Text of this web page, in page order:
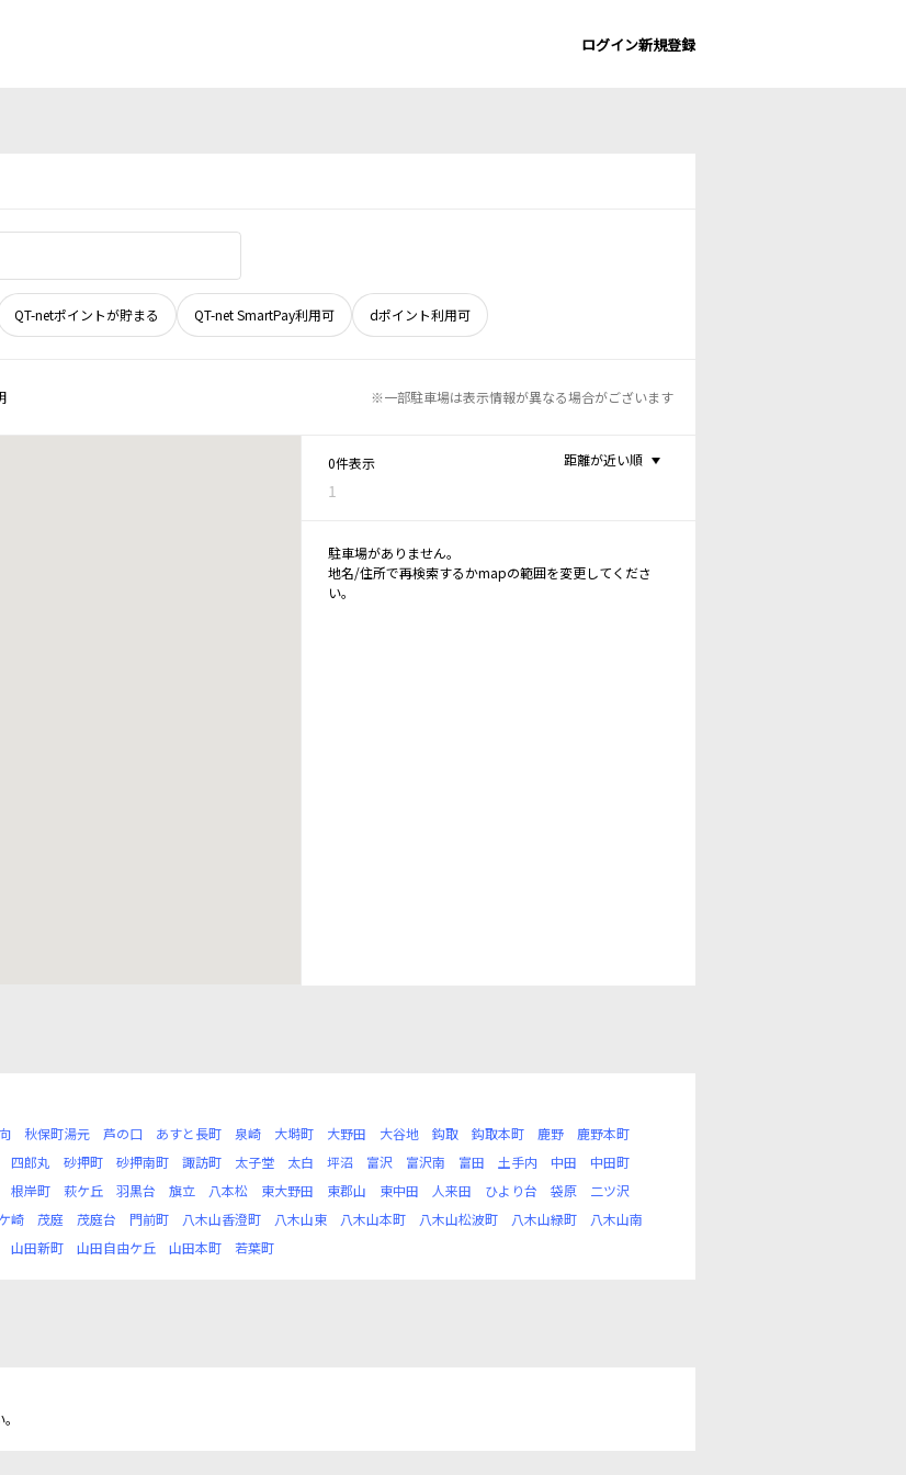
ログイン新規登録
QT-netポイントが貯まる QT-net SmartPay利用可 dポイント利用可
※一部駐車場は表示情報が異なる場合がございます
0件表示
1
距離が近い順
駐車場がありません。
地名/住所で再検索するかmapの範囲を変更してくださ
い。
秋保町湯元 芦の口 あすと長町 泉崎 大塒町 大野田 大谷地 鈎取 鈎取本町 鹿野
鹿野本町
四郎丸 砂押町 砂押南町 諏訪町 太子堂 太白 坪沼 富沢 富沢南 富田 土手内 中田
中田町
根岸町 萩ケ丘 羽黒台 旗立 八本松 東大野田 東郡山 東中田 人来田 ひより台 袋原
二ツ沢
崎 茂庭 茂庭台 門前町 八木山香澄町 八木山東 八木山本町 八木山松波町 八木山緑町
八木山南
山田新町 山田自由ケ丘 山田本町 若葉町